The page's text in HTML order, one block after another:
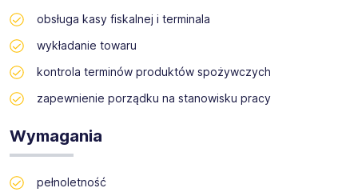
obsługa kasy fiskalnej i terminala
wykładanie towaru
kontrola terminów produktów spożywczych
zapewnienie porządku na stanowisku pracy
Wymagania
pełnoletność